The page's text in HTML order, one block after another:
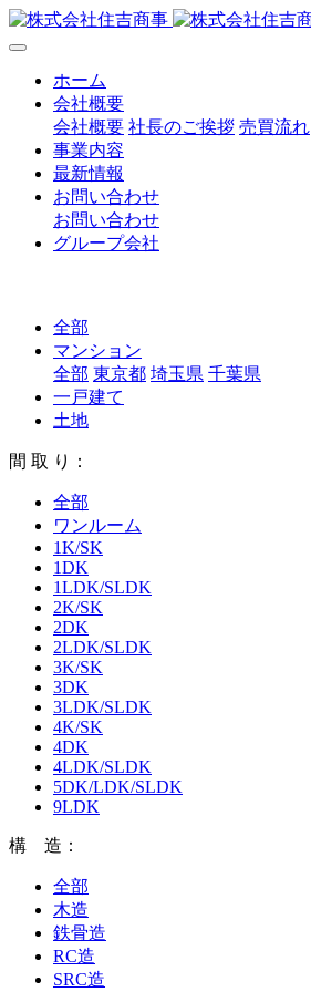
ホーム
会社概要
会社概要 社長のご挨拶 売買流れ
事業内容
最新情報
お問い合わせ
お問い合わせ
グループ会社
全部
マンション
全部 東京都 埼玉県 千葉県
一戸建て
土地
間 取 り：
全部
ワンルーム
1K/SK
1DK
1LDK/SLDK
2K/SK
2DK
2LDK/SLDK
3K/SK
3DK
3LDK/SLDK
4K/SK
4DK
4LDK/SLDK
5DK/LDK/SLDK
9LDK
構 造：
全部
木造
鉄骨造
RC造
SRC造